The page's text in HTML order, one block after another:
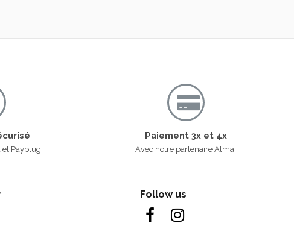
Payplug.
Paiement 3x et 4x
Avec notre partenaire Alma.
Follow us